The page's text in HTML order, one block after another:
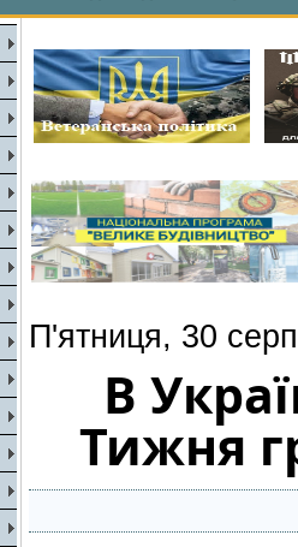
П'ятниця, 30
В
Тижня